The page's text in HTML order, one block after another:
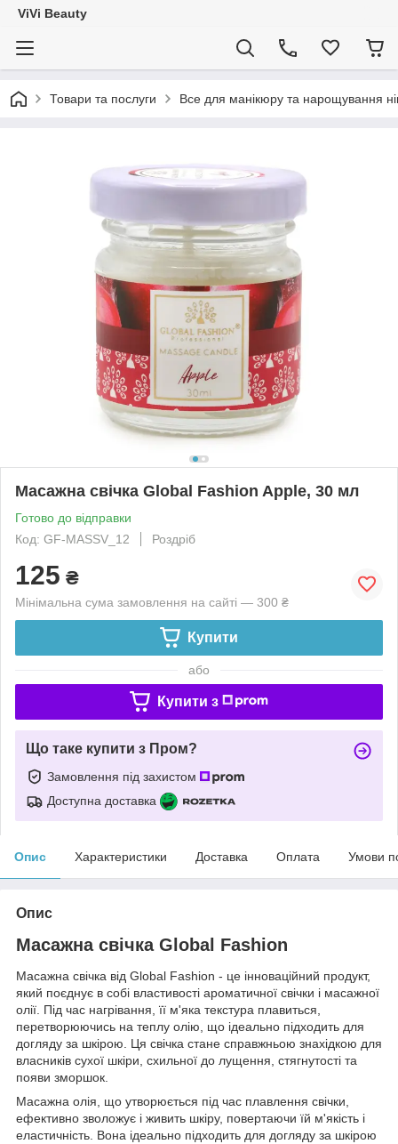
ViVi Beauty
Товари та послуги Все для манікюру та нарощування
Масажна свічка Global Fashion Apple, 30 мл
Готово до відправки
Код: GF-MASSV_12
Роздріб
125 ₴
Мінімальна сума замовлення на сайті — 300 ₴
Купити
або
Купити з
Що таке купити з Пром?
Замовлення під захистом
Доступна доставка
Опис Характеристики Доставка Оплата Умови
Опис
Масажна свічка Global Fashion
Масажна свічка від Global Fashion - це інноваційний продукт,
який поєднує в собі властивості ароматичної свічки і масажної
олії. Під час нагрівання, її м'яка текстура плавиться,
перетворюючись на теплу олію, що ідеально підходить для
догляду за шкірою. Ця свічка стане справжньою знахідкою для
власників сухої шкіри, схильної до лущення, стягнутості та
появи зморшок.
Масажна олія, що утворюється під час плавлення свічки,
ефективно зволожує і живить шкіру, повертаючи їй м'якість і
еластичність. Вона ідеально підходить для догляду за шкірою